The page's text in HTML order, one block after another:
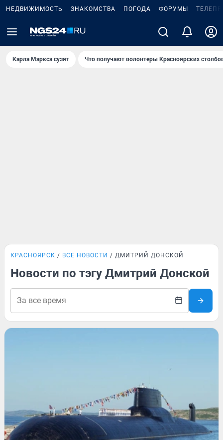
НЕДВИЖИМОСТЬ ЗНАКОМСТВА ПОГОДА ФОРУМЫ
Карла Маркса сузят Что получают волонтеры Красноярских
КРАСНОЯРСК ВСЕ НОВОСТИ ДМИТРИЙ ДОНСКОЙ
Новости по тэгу Дмитрий Донской